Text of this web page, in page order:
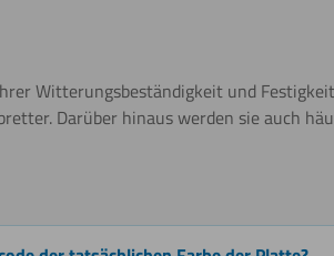
(kalt)
Witterungsbeständigkeit und
Darüber hinaus werden sie auch